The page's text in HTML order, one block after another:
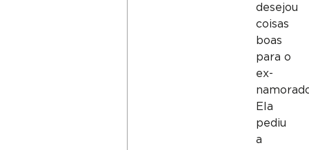
desejou
coisas
boas
para o
ex-
Ela
pediu
a